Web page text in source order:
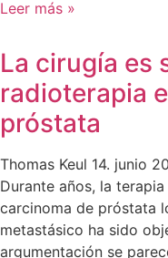
Leer más »
La cirugía es
radioterapia
próstata
Thomas Keul 14. junio
Durante años, la
carcinoma de próstata
metastásico ha sido
argumentación se